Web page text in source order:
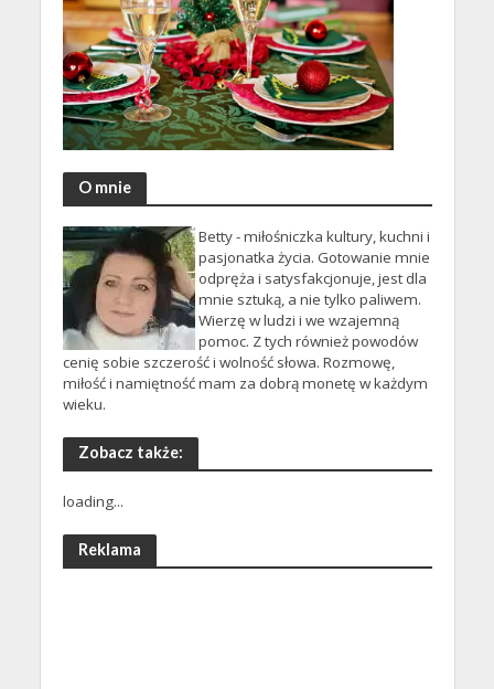
O mnie
Betty - miłośniczka kultury, kuchni i
pasjonatka życia. Gotowanie mnie
odpręża i satysfakcjonuje, jest dla
mnie sztuką, a nie tylko paliwem.
Wierzę w ludzi i we wzajemną
pomoc. Z tych również powodów
cenię sobie szczerość i wolność słowa. Rozmowę,
miłość i namiętność mam za dobrą monetę w każdym
wieku.
Zobacz także:
loading...
Reklama